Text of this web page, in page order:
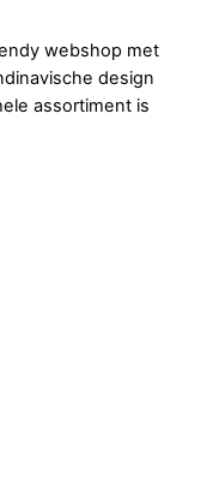
webshop met
design
assortiment is